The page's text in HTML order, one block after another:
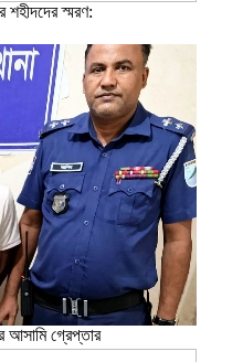
স্মরণ:
আসামি গ্রেপ্তার